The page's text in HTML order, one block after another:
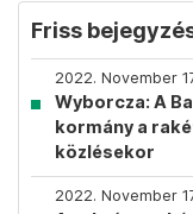
Friss
2022. November
Wyborcza: A
kormány a
közlésekor
2022. November